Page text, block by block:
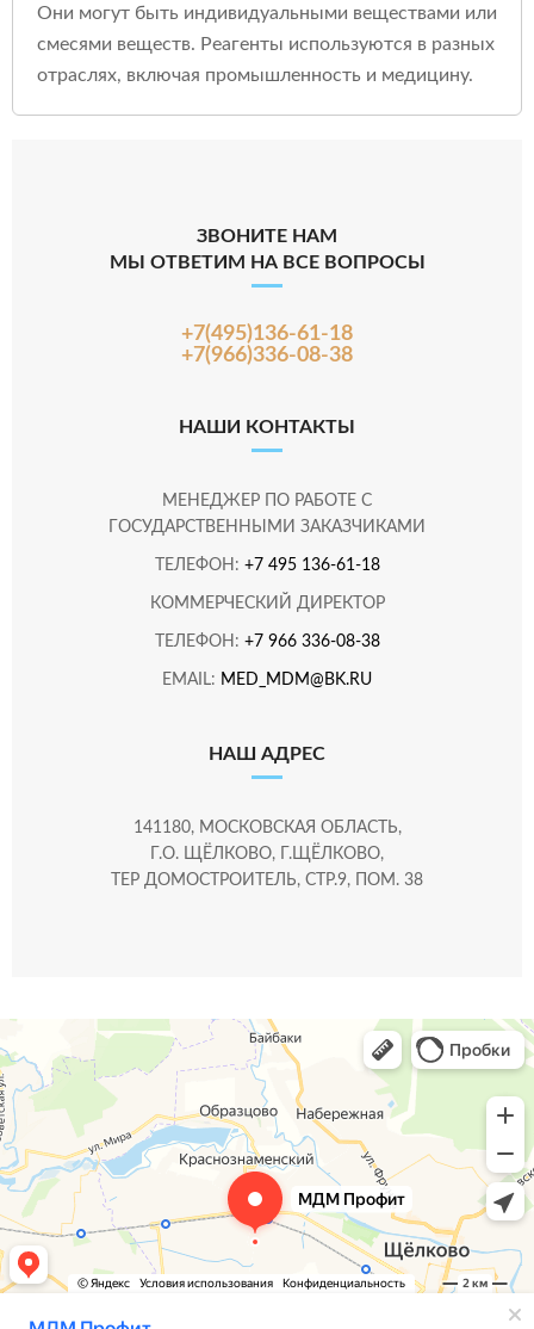
Они могут быть индивидуальными веществами или
смесями веществ. Реагенты используются в разных
отраслях, включая промышленность и медицину.
ЗВОНИТЕ НАМ
МЫ ОТВЕТИМ НА ВСЕ ВОПРОСЫ
+7(495)136-61-18
+7(966)336-08-38
НАШИ КОНТАКТЫ
МЕНЕДЖЕР ПО РАБОТЕ С
ГОСУДАРСТВЕННЫМИ ЗАКАЗЧИКАМИ
ТЕЛЕФОН: +7 495 136-61-18
КОММЕРЧЕСКИЙ ДИРЕКТОР
ТЕЛЕФОН: +7 966 336-08-38
EMAIL: MED_MDM@BK.RU
НАШ АДРЕС
141180, МОСКОВСКАЯ ОБЛАСТЬ,
Г.О. ЩЁЛКОВО, Г.ЩЁЛКОВО,
ТЕР ДОМОСТРОИТЕЛЬ, СТР.9, ПОМ. 38